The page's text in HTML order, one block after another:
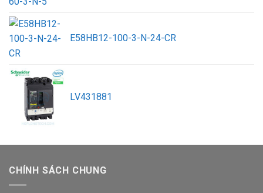
E58HB12-100-3-N-24-CR
LV431881
CHÍNH SÁCH CHUNG